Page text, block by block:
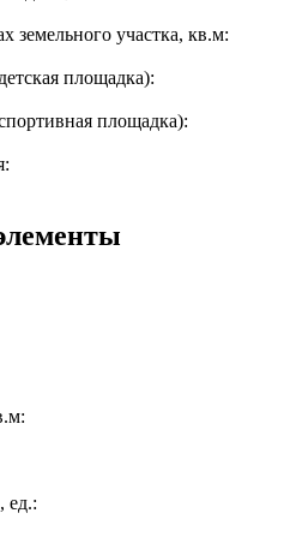
земельного участка, кв.м:
площадка):
площадка):
ед.: